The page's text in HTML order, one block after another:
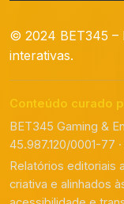
© 2024 BET345 –
interativas.
Conteúdo curado
BET345 Gaming &
45.987.120/0001-77 ·
Relatórios editoriais
criativa e alinhados